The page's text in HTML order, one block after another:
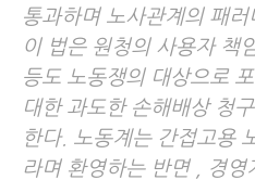
통과하며 노사관계의 패
이 법은 원청의 사용자 책
등도 노동쟁의 대상으로
대한 과도한 손해배상 청
한다. 노동계는 간접고용
라며 환영하는 반면 , 경